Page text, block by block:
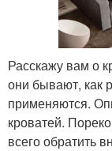
Расскажу вам о
они бывают, как
применяются.
кроватей.
всего обратить